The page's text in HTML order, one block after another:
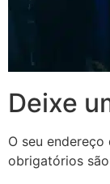
Deixe
O seu
obrigatórios